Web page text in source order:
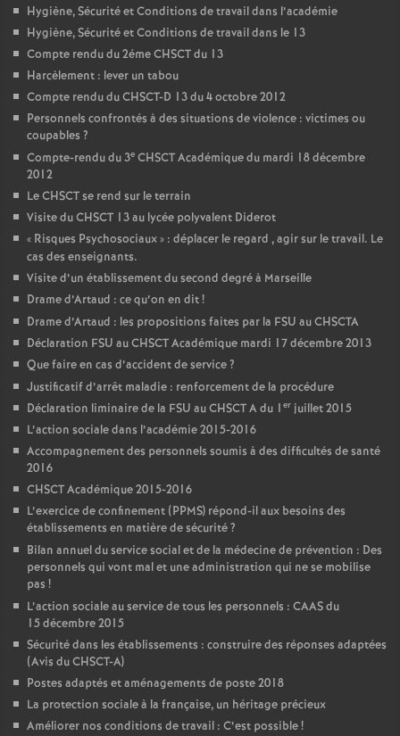
Hygiène, Sécurité et Conditions de travail dans l’académie
Hygiène, Sécurité et Conditions de travail dans le 13
Compte rendu du 2éme CHSCT du 13
Harcèlement : lever un tabou
Compte rendu du CHSCT-D 13 du 4 octobre 2012
Personnels confrontés à des situations de violence : victimes ou
coupables ?
Compte-rendu du 3e CHSCT Académique du mardi 18 décembre
2012
Le CHSCT se rend sur le terrain
Visite du CHSCT 13 au lycée polyvalent Diderot
« Risques Psychosociaux» : déplacer le regard , agir sur le travail. Le
cas des enseignants.
Visite d’un établissement du second degré à Marseille
Drame d’Artaud : ce qu’on en dit!
Drame d’Artaud : les propositions faites par la FSU au CHSCTA
Déclaration FSU au CHSCT Académique mardi 17 décembre 2013
Que faire en cas d’accident de service?
Justificatif d’arrêt maladie : renforcement de la procédure
Déclaration liminaire de la FSU au CHSCT A du 1 er juillet 2015
L’action sociale dans l’académie 2015-2016
Accompagnement des personnels soumis à des difficultés de santé
2016
CHSCT Académique 2015-2016
L’exercice de confinement (PPMS) répond-il aux besoins des
établissements en matière de sécurité?
Bilan annuel du service social et de la médecine de prévention : Des
personnels qui vont mal et une administration qui ne se mobilise
pas !
L’action sociale au service de tous les personnels : CAAS du
15 décembre 2015
Sécurité dans les établissements : construire des réponses adaptées
(Avis du CHSCT-A)
Postes adaptés et aménagements de poste 2018
La protection sociale à la française, un héritage précieux
Améliorer nos conditions de travail : C’est possible!